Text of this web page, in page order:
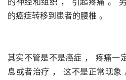
的癌症转移到患者的腰椎 。
其实不管是不是癌症 ， 疼痛一
息或者治疗 ， 这不是正常现象